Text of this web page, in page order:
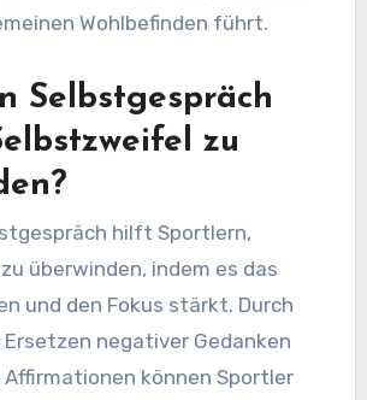
Wohlbefinden führt.
Selbstgespräch
zu
hilft Sportlern,
überwinden, indem es das
und den Fokus stärkt. Durch
negativer Gedanken
können Sportler